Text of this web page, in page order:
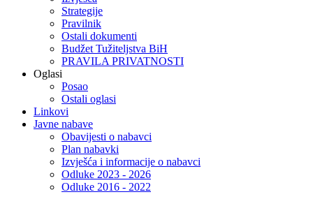
Strategije
Pravilnik
Ostali dokumenti
Budžet Tužiteljstva BiH
PRAVILA PRIVATNOSTI
Oglasi
Posao
Ostali oglasi
Linkovi
Javne nabave
Obavijesti o nabavci
Plan nabavki
Izvješća i informacije o nabavci
Odluke 2023 - 2026
Odluke 2016 - 2022